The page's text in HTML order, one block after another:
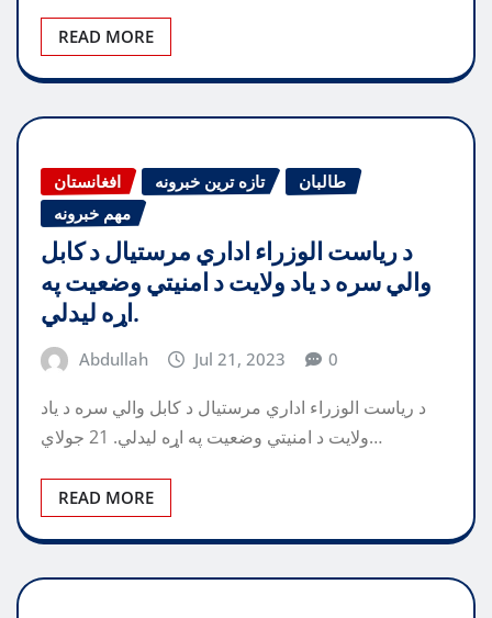
READ MORE
افغانستان تازه ترین خبرونه
طالبان
مهم خبرونه
د ریاست الوزراء اداري مرستیال د کابل
والي سره د یاد ولایت د امنیتي وضعیت په
اړه لیدلي.
Abdullah Jul 21, 2023 0
د ریاست الوزراء اداري مرستیال د کابل والي سره د یاد
ولایت د امنیتي وضعیت په اړه لیدلي. 21 جولاي…
READ MORE